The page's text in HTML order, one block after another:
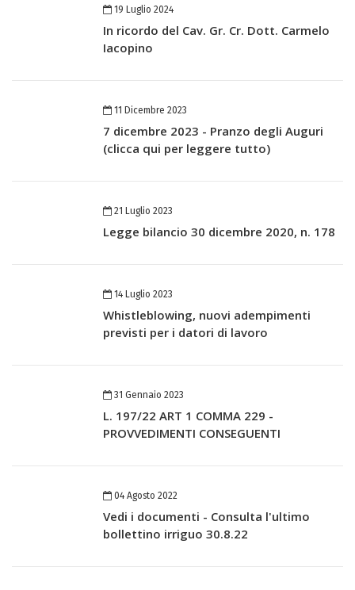
19 Luglio 2024
In ricordo del Cav. Gr. Cr. Dott. Carmelo
Iacopino
11 Dicembre 2023
7 dicembre 2023 - Pranzo degli Auguri
(clicca qui per leggere tutto)
21 Luglio 2023
Legge bilancio 30 dicembre 2020, n. 178
14 Luglio 2023
Whistleblowing, nuovi adempimenti
previsti per i datori di lavoro
31 Gennaio 2023
L. 197/22 ART 1 COMMA 229 -
PROVVEDIMENTI CONSEGUENTI
04 Agosto 2022
Vedi i documenti - Consulta l'ultimo
bollettino irriguo 30.8.22